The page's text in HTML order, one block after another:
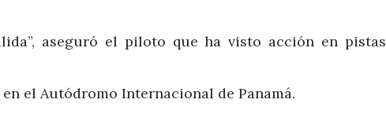
aseguró el piloto que ha visto acción en pistas
el Autódromo Internacional de Panamá.